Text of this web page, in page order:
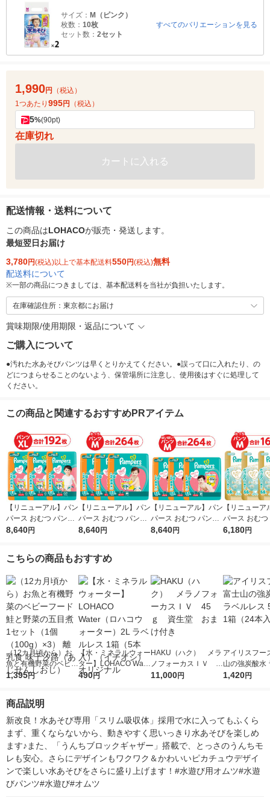
サイズ： M（ピンク）
枚数： 10枚
セット数： 2セット
すべてのバリエーションを見る
1,990円
（税込）
1つあたり 995円 （税込）
5%(90pt)
在庫切れ
カートに入れる
配送情報・送料について
この商品はLOHACOが販売・発送します。
最短翌日お届け
3,780円(税込)以上で基本配送料550円(税込)無料
配送料について
※一部の商品につきましては、基本配送料を当社が負担いたします。
在庫確認住所：東京都にお届け
賞味期限/使用期限・返品について
ご購入について
●汚れた水あそびパンツは早くとりかえてください。●誤って口に入れたり、の
どにつまらせることのないよう、保管場所に注意し、使用後はすぐに処理して
ください。
この商品と関連するおすすめPRアイテム
【リニューアル】パン
パース おむつ パンツ
ビッグサイズ（12〜2
らケア メガジャンボ
8,640円
【リニューアル】パン
パース おむつ パンツ
たっち Mサイズ（6〜
らケア メガジャンボ
8,640円
【リニューアル】パン
パース おむつ パンツ
はいはい Mサイズ
8,640円
【リニューア
パース おむつ
たっち Mサイ
6,180円
こちらの商品もおすすめ
（12カ月頃から）お
魚と有機野菜のベビー
フード 鮭と野菜の五
千汐路（あじせんしお
じ）
1,395円
【水・ミネラルウォー
ター】LOHACO Wate
r（ロハコウォータ
490円
HAKU（ハク） メラ
ノフォーカスＩＶ 4
5ｇ 資生堂 おまけ
11,000円
アイリスフー
山の強炭酸水
レス 500ml 1
1,420円
商品説明
新改良！水あそび専用「スリム吸収体」採用で水に入ってもふくら
まず、重くならないから、動きやすく思いっきり水あそびを楽しめ
ます♪また、「うんちブロックギャザー」搭載で、とっさのうんちモ
レも安心。さらにデザインもワクワク＆かわいいピカチュウデザイ
ンで楽しい水あそびをさらに盛り上げます！#水遊び用オムツ#水遊
びパンツ#水遊び#オムツ